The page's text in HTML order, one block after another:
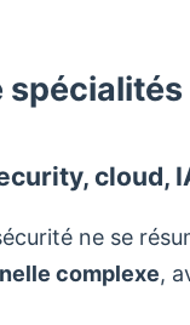
cloud,
ne se
complexe,